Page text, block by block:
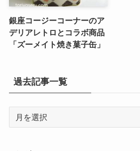
銀座コージーコーナーのア
デリアレトロとコラボ商品
「ズーメイト焼き菓子缶」
過去記事一覧